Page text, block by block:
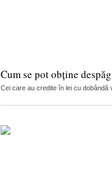
Cum se pot obține
Cei care au credite în lei cu dobândă